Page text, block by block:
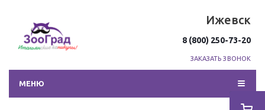
Ижевск
8 (800) 250-73-20
ЗАКАЗАТЬ ЗВОНОК
МЕНЮ